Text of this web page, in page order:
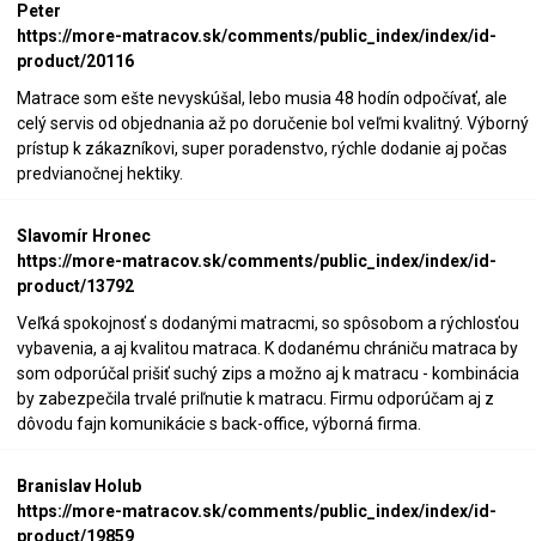
Peter
https://more-matracov.sk/comments/public_index/index/id-
product/20116
Matrace som ešte nevyskúšal, lebo musia 48 hodín odpočívať, ale
celý servis od objednania až po doručenie bol veľmi kvalitný. Výborný
prístup k zákazníkovi, super poradenstvo, rýchle dodanie aj počas
predvianočnej hektiky.
Slavomír Hronec
https://more-matracov.sk/comments/public_index/index/id-
product/13792
Veľká spokojnosť s dodanými matracmi, so spôsobom a rýchlosťou
vybavenia, a aj kvalitou matraca. K dodanému chrániču matraca by
som odporúčal prišiť suchý zips a možno aj k matracu - kombinácia
by zabezpečila trvalé priľnutie k matracu. Firmu odporúčam aj z
dôvodu fajn komunikácie s back-office, výborná firma.
Branislav Holub
https://more-matracov.sk/comments/public_index/index/id-
product/19859